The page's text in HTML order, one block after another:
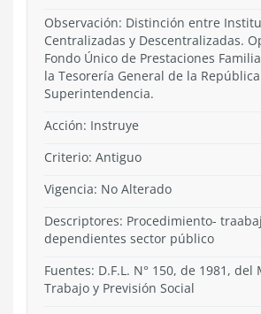
Observación: Distinción entre
Centralizadas y Descentralizadas.
Fondo Único de Prestaciones
la Tesorería General de la
Superintendencia.
Acción: Instruye
Criterio: Antiguo
Vigencia: No Alterado
Descriptores: Procedimiento-
dependientes sector público
Fuentes: D.F.L. N° 150, de 1981,
Trabajo y Previsión Social